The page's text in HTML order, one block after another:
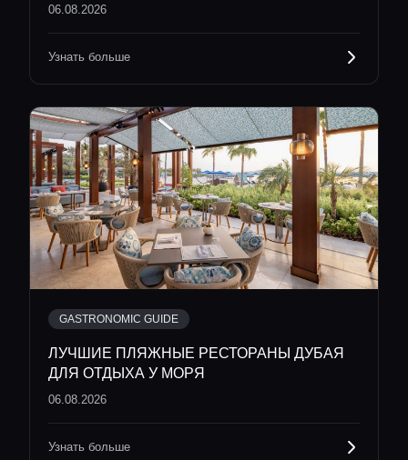
06.08.2026
Узнать больше
GASTRONOMIC GUIDE
ЛУЧШИЕ ПЛЯЖНЫЕ РЕСТОРАНЫ ДУБАЯ
ДЛЯ ОТДЫХА У МОРЯ
06.08.2026
Узнать больше